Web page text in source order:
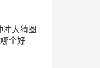
冲大猜图
个好